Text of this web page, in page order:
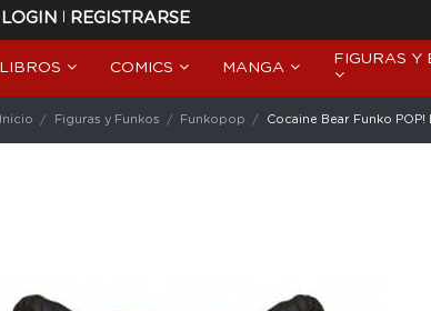
LOGIN | REGISTRARSE
LIBROS COMICS MANGA
FIGURAS Y
Inicio Figuras y Funkos Funkopop Cocaine Bear Funko POP!